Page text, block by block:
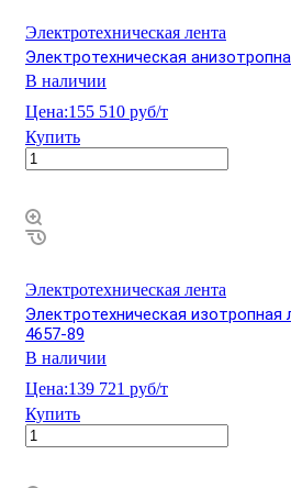
Электротехническая лента
Электротехническая
В наличии
Цена:155 510 руб/т
Купить
Электротехническая лента
Электротехническая
4657-89
В наличии
Цена:139 721 руб/т
Купить